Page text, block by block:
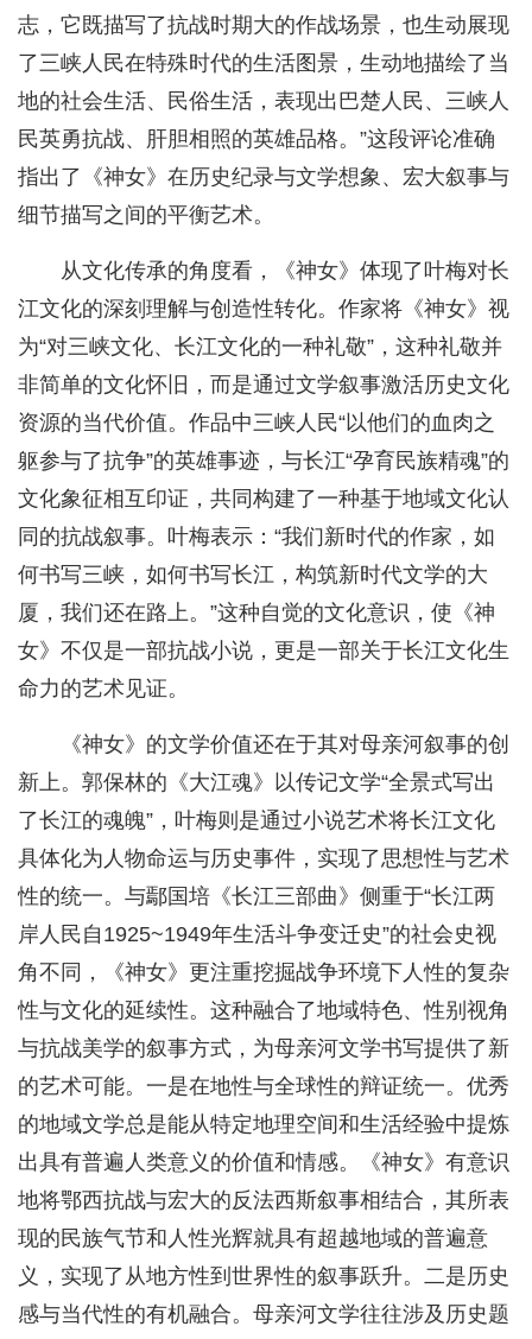
志，它既描写了抗战时期大的作战场景，也生动展现
了三峡人民在特殊时代的生活图景，生动地描绘了当
地的社会生活、民俗生活，表现出巴楚人民、三峡人
民英勇抗战、肝胆相照的英雄品格。”这段评论准确
指出了《神女》在历史纪录与文学想象、宏大叙事与
细节描写之间的平衡艺术。
从文化传承的角度看，《神女》体现了叶梅对长
江文化的深刻理解与创造性转化。作家将《神女》视
为“对三峡文化、长江文化的一种礼敬”，这种礼敬并
非简单的文化怀旧，而是通过文学叙事激活历史文化
资源的当代价值。作品中三峡人民“以他们的血肉之
躯参与了抗争”的英雄事迹，与长江“孕育民族精魂”的
文化象征相互印证，共同构建了一种基于地域文化认
同的抗战叙事。叶梅表示：“我们新时代的作家，如
何书写三峡，如何书写长江，构筑新时代文学的大
厦，我们还在路上。”这种自觉的文化意识，使《神
女》不仅是一部抗战小说，更是一部关于长江文化生
命力的艺术见证。
《神女》的文学价值还在于其对母亲河叙事的创
新上。郭保林的《大江魂》以传记文学“全景式写出
了长江的魂魄”，叶梅则是通过小说艺术将长江文化
具体化为人物命运与历史事件，实现了思想性与艺术
性的统一。与鄢国培《长江三部曲》侧重于“长江两
岸人民自1925~1949年生活斗争变迁史”的社会史视
角不同，《神女》更注重挖掘战争环境下人性的复杂
性与文化的延续性。这种融合了地域特色、性别视角
与抗战美学的叙事方式，为母亲河文学书写提供了新
的艺术可能。一是在地性与全球性的辩证统一。优秀
的地域文学总是能从特定地理空间和生活经验中提炼
出具有普遍人类意义的价值和情感。《神女》有意识
地将鄂西抗战与宏大的反法西斯叙事相结合，其所表
现的民族气节和人性光辉就具有超越地域的普遍意
义，实现了从地方性到世界性的叙事跃升。二是历史
感与当代性的有机融合。母亲河文学往往涉及历史题